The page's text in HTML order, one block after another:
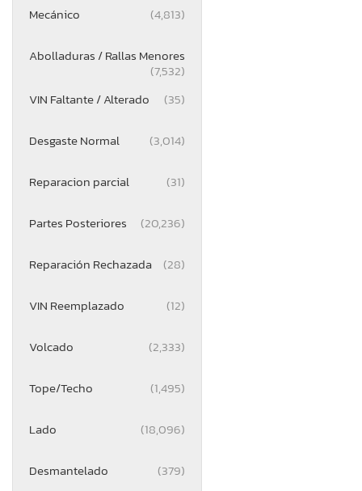
Mecánico (4,813)
Abolladuras / Rallas Menores
(7,532)
VIN Faltante / Alterado
(35)
Desgaste Normal (3,014)
Reparacion parcial (31)
Partes Posteriores (20,236)
Reparación Rechazada (28)
VIN Reemplazado (12)
Volcado (2,333)
Tope/Techo (1,495)
Lado (18,096)
Desmantelado (379)